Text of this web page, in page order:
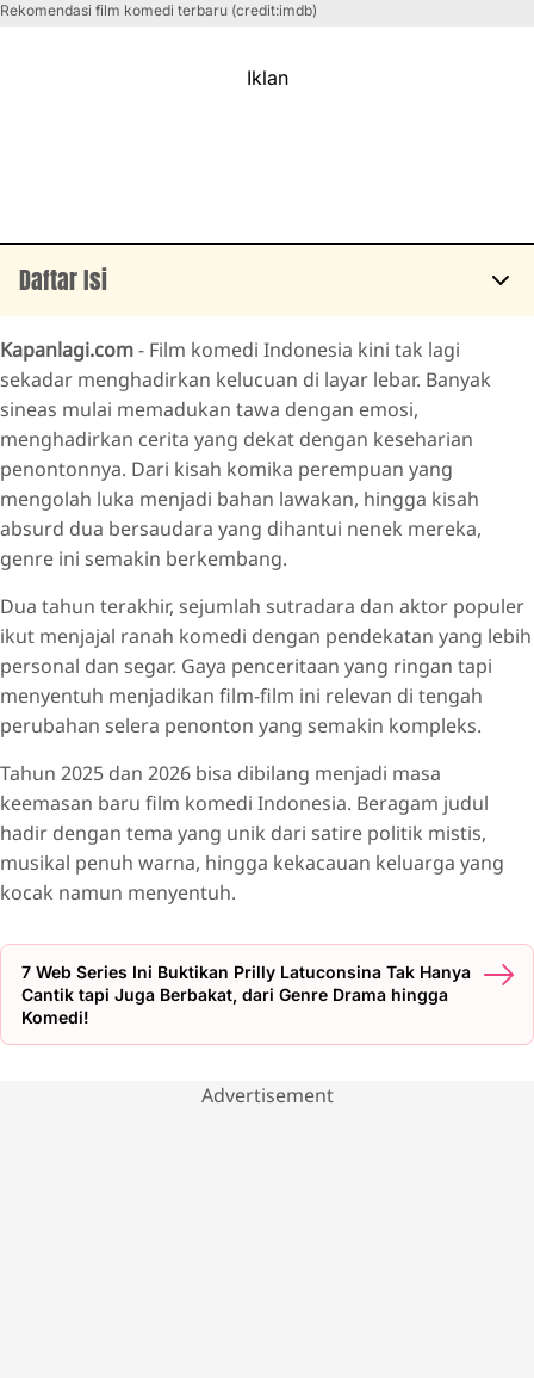
Rekomendasi film komedi terbaru (credit:imdb)
Iklan
Daftar Isi
SUKA DUKA TAWA
SEBELUM DIJEMPUT NENEK
GJLS: IBUKU IBU-IBU
MENDADAK DANGDUT
MODUAL NEKAD
COMIC 8 REVOLUTION
AGAK LAEN: MENYALA PANTIKU!
Q&A Populer Seputar Film Komedi Indonesia 2025 dan 2026
Kapanlagi.com- Film komedi Indonesia kini tak lagi
sekadar menghadirkan kelucuan di layar lebar. Banyak
sineas mulai memadukan tawa dengan emosi,
menghadirkan cerita yang dekat dengan keseharian
penontonnya. Dari kisah komika perempuan yang
mengolah luka menjadi bahan lawakan, hingga kisah
absurd dua bersaudara yang dihantui nenek mereka,
genre ini semakin berkembang.
Dua tahun terakhir, sejumlah sutradara dan aktor populer
ikut menjajal ranah komedi dengan pendekatan yang lebih
personal dan segar. Gaya penceritaan yang ringan tapi
menyentuh menjadikan film-film ini relevan di tengah
perubahan selera penonton yang semakin kompleks.
Tahun 2025 dan 2026 bisa dibilang menjadi masa
keemasan baru film komedi Indonesia. Beragam judul
hadir dengan tema yang unik dari satire politik mistis,
musikal penuh warna, hingga kekacauan keluarga yang
kocak namun menyentuh.
7 Web Series Ini Buktikan Prilly Latuconsina Tak Hanya
Cantik tapi Juga Berbakat, dari Genre Drama hingga
Komedi!
Advertisement